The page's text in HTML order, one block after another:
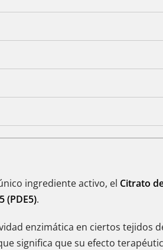
ingrediente activo, el Citrato
(PDE5).
enzimática en ciertos tejidos
significa que su efecto